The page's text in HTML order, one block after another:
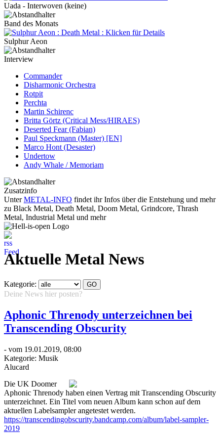
Uada - Interwoven (keine)
Band des Monats
Sulphur Aeon
Interview
Commander
Disharmonic Orchestra
Rotpit
Perchta
Martin Schirenc
Britta Görtz (Critical Mess/HIRAES)
Deserted Fear (Fabian)
Paul Speckmann (Master) [EN]
Marco Hont (Desaster)
Undertow
Andy Whale / Memoriam
Zusatzinfo
UnterMETAL-INFO findet ihr Infos über die Entstehung und mehr
zu Black Metal, Death Metal, Doom Metal, Grindcore, Thrash
Metal, Industrial Metal und mehr
Aktuelle Metal News
Kategorie:
Deine News hier posten?
Aphonic Threnody unterzeichnen bei
Transcending Obscurity
- vom 19.01.2019, 08:00
Kategorie: Musik
Alucard
Die UK Doomer
Aphonic Threnody haben einen Vertrag mit Transcending Obscurity
unterzeichnet. Ein Titel vom neuen Album kann schon auf dem
aktuellen Labelsampler angetestet werden.
https://transcendingobscurity.bandcamp.com/album/label-sampler-
2019